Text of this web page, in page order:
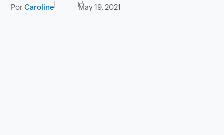
PorCaroline May 19, 2021